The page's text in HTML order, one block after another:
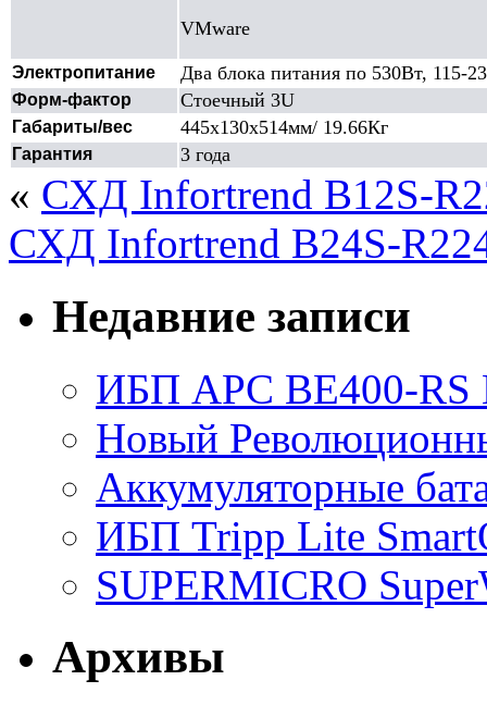
VMware
Электропитание Два блока питания по 530Вт, 115-
Форм-фактор Стоечный 3U
Габариты/вес 445x130x514мм/ 19.66Кг
Гарантия 3 года
« СХД Infortrend B12S-
СХД Infortrend B24S-
Недавние записи
ИБП APC BE400-RS
Новый
Аккумуляторные
ИБП Tripp Lite
SUPERMICRO
Архивы